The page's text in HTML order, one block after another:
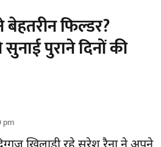
फिल्डर?
पुराने दिनों की
pm